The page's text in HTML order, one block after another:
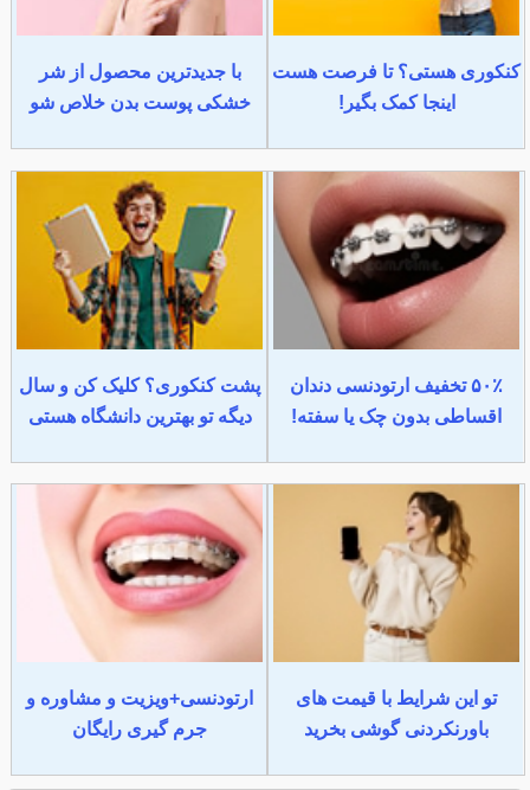
کنکوری هستی؟ تا فرصت هست
اینجا کمک بگیر!
با جدیدترین محصول از شر
خشکی پوست بدن خلاص شو
۵۰٪ تخفیف ارتودنسی دندان
اقساطی بدون چک یا سفته!
پشت کنکوری؟ کلیک کن و سال
دیگه تو بهترین دانشگاه هستی
تو این شرایط با قیمت های
باورنکردنی گوشی بخرید
ارتودنسی+ویزیت و مشاوره و
جرم گیری رایگان